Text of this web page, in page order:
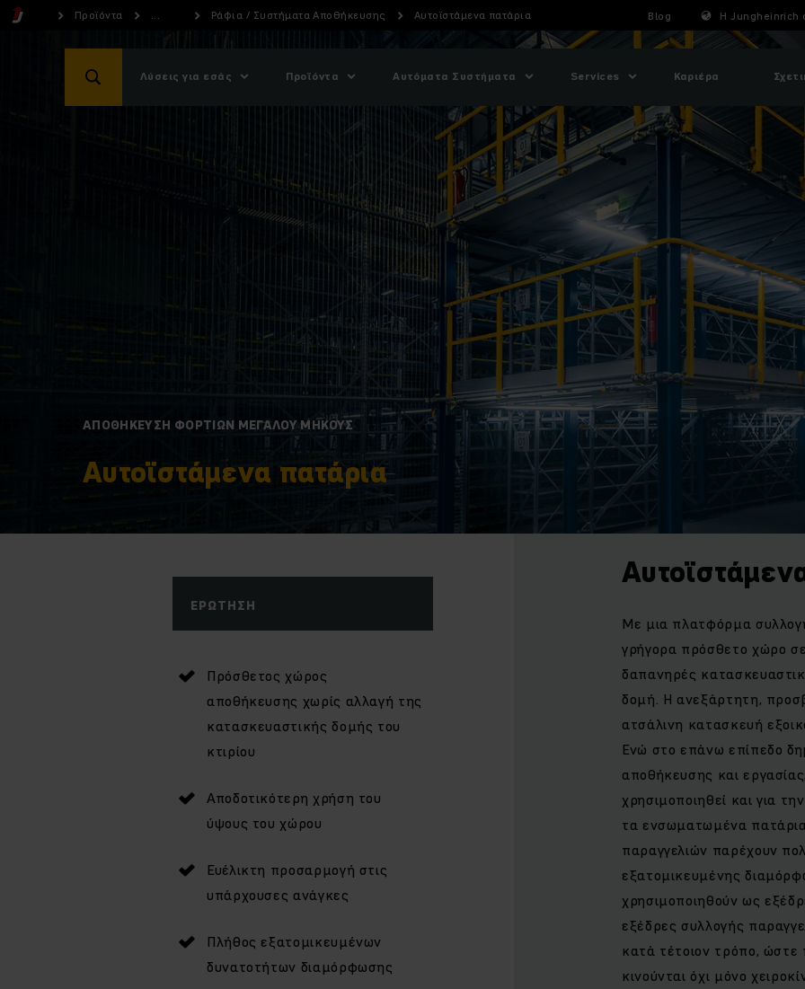
Προϊόντα ... Ράφια / Συστήματα Αποθήκευσης Αυτοϊστάμενα πατάρια Blog Η Jungheinrich
Λύσεις για εσάς Προϊόντα Αυτόματα Συστήματα Services Καριέρα
ΑΠΟΘΉΚΕΥΣΗ ΦΟΡΤΊΩΝ ΜΕΓΆΛΟΥ ΜΉΚΟΥΣ
Αυτοϊστάμενα πατάρια
ΕΡΏΤΗΣΗ
Πρόσθετος χώρος
αποθήκευσης χωρίς αλλαγή της
κατασκευαστικής δομής του
κτιρίου
Αποδοτικότερη χρήση του
ύψους του χώρου
Ευέλικτη προσαρμογή στις
υπάρχουσες ανάγκες
Πλήθος εξατομικευμένων
δυνατοτήτων διαμόρφωσης
Με μια πλατφόρμα
γρήγορα πρόσθετο χώρο
δαπανηρές
δομή. Η ανεξάρτητη,
ατσάλινη κατασκευή
Ενώ στο επάνω επίπεδο
αποθήκευσης και
χρησιμοποιηθεί και για
τα ενσωματωμένα
παραγγελιών παρέχουν
εξατομικευμένης
χρησιμοποιηθούν ως
εξέδρες συλλογής
κατά τέτοιον τρόπο,
κινούνται όχι μόνο